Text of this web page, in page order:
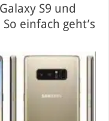
S9 und
einfach geht’s